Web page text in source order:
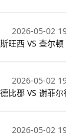
2026-05-02
斯旺西 VS 查尔顿
2026-05-02
德比郡 VS 谢菲尔
2026-05-02